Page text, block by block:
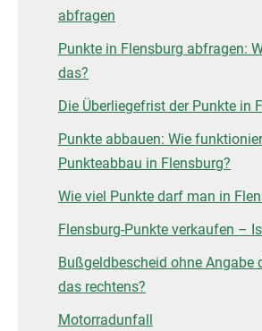
abfragen
Punkte in Flensburg abfragen:
das?
Die Überliegefrist der Punkte in
Punkte abbauen: Wie
Punkteabbau in Flensburg?
Wie viel Punkte darf man in
Flensburg-Punkte verkaufen –
Bußgeldbescheid ohne Angabe
das rechtens?
Motorradunfall